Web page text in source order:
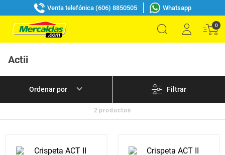
Venta telefónica (606) 8850505 Whatsapp
0
Actii
Filtrar
2 productos